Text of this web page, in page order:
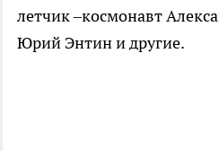
летчик –космонавт
Юрий Энтин и другие.